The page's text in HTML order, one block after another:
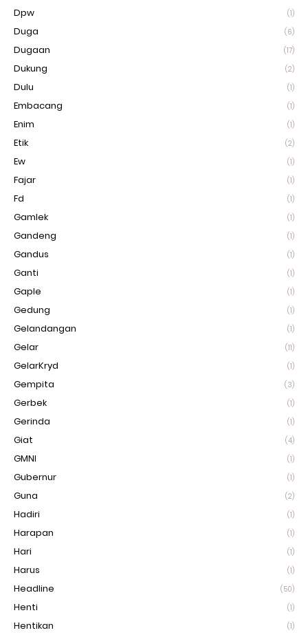
Dpw (1)
Duga (6)
Dugaan (17)
Dukung (2)
Dulu (1)
Embacang (1)
Enim (1)
Etik (2)
Ew (1)
Fajar (1)
Fd (1)
Gamlek (1)
Gandeng (1)
Gandus (1)
Ganti (1)
Gaple (1)
Gedung (1)
Gelandangan (1)
Gelar (11)
GelarKryd (1)
Gempita (3)
Gerbek (1)
Gerinda (1)
Giat (4)
GMNI (1)
Gubernur (1)
Guna (2)
Hadiri (1)
Harapan (1)
Hari (1)
Harus (1)
Headline (50)
Henti (1)
Hentikan (1)